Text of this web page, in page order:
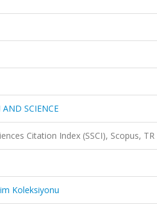
SCIENCE
Citation Index (SSCI), Scopus,
Koleksiyonu